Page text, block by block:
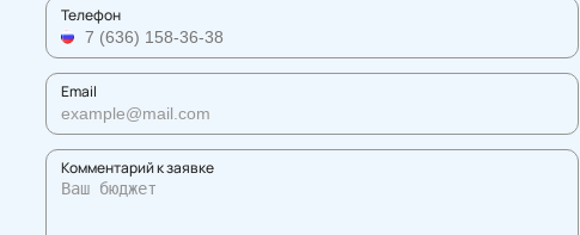
Телефон
Email
Комментарий к заявке